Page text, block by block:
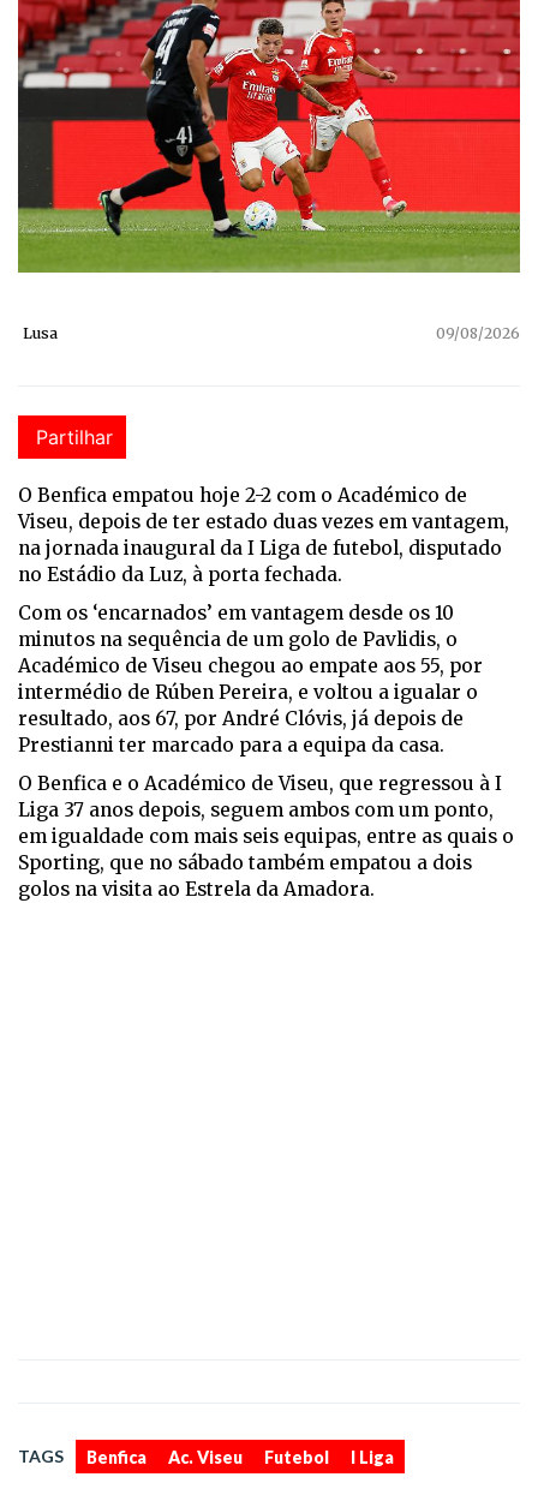
Lusa 09/08/2026
Partilhar
O Benfica empatou hoje 2-2 com o Académico de
Viseu, depois de ter estado duas vezes em vantagem,
na jornada inaugural da I Liga de futebol, disputado
no Estádio da Luz, à porta fechada.
Com os ‘encarnados’ em vantagem desde os 10
minutos na sequência de um golo de Pavlidis, o
Académico de Viseu chegou ao empate aos 55, por
intermédio de Rúben Pereira, e voltou a igualar o
resultado, aos 67, por André Clóvis, já depois de
Prestianni ter marcado para a equipa da casa.
O Benfica e o Académico de Viseu, que regressou à I
Liga 37 anos depois, seguem ambos com um ponto,
em igualdade com mais seis equipas, entre as quais o
Sporting, que no sábado também empatou a dois
golos na visita ao Estrela da Amadora.
TAGS Benfica Ac. Viseu Futebol I Liga